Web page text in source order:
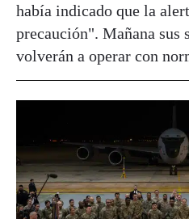
había indicado que la
precaución". Mañana sus
volverán a operar con